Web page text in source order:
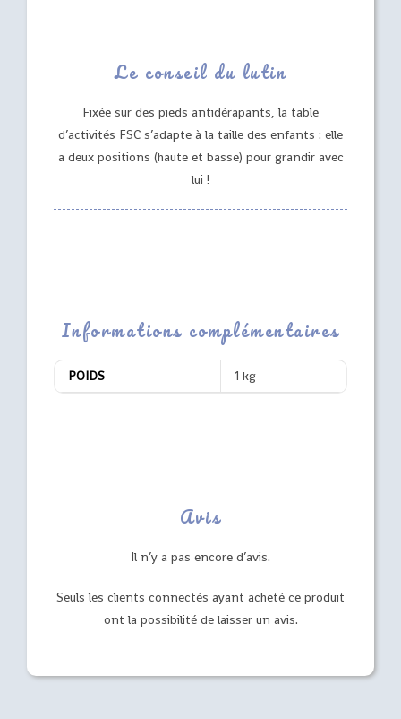
Le conseil du lutin
Fixée sur des pieds antidérapants, la table
d’activités FSC s’adapte à la taille des enfants : elle
a deux positions (haute et basse) pour grandir avec
lui !
Informations complémentaires
POIDS 1 kg
Avis
Il n’y a pas encore d’avis.
Seuls les clients connectés ayant acheté ce produit
ont la possibilité de laisser un avis.